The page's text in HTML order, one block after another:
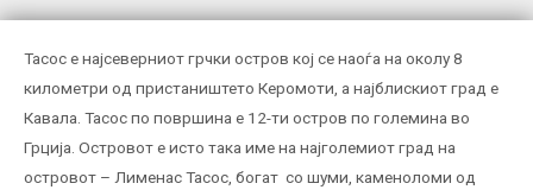
Тасос е најсеверниот грчки остров кој се наоѓа на околу 8
километри од пристаништето Керомоти, а најблискиот град е
Кавала. Тасос по површина е 12-ти остров по големина во
Грција. Островот е исто така име на најголемиот град на
островот – Лименас Тасос, богат со шуми, каменоломи од